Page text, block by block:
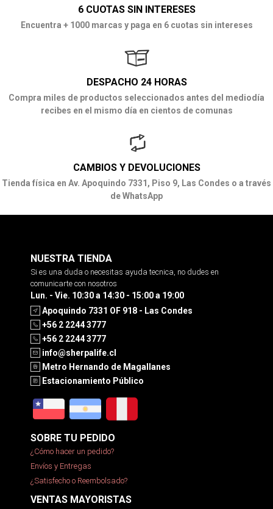
6 CUOTAS SIN INTERESES
Encuentra + 1000 marcas y paga en 6 cuotas sin intereses
DESPACHO 24 HORAS
Compra miles de productos seleccionados antes del mediodía
recibes en el mismo día en cientos de comunas
CAMBIOS Y DEVOLUCIONES
Tienda física en Av. Apoquindo 7331, Piso 9, Las Condes o a través
de WhatsApp
NUESTRA TIENDA
Si es una duda o necesitas ayuda tecnica, no dudes en
comunicarte con nosotros
Lun. - Vie. 10:30 a 14:30 - 15:00 a 19:00
Apoquindo 7331 OF 918 - Las Condes
+56 2 2244 3777
+56 2 2244 3777
info@sherpalife.cl
Metro Hernando de Magallanes
Estacionamiento Público
SOBRE TU PEDIDO
¿Cómo hacer un pedido?
Envíos y Entregas
¿Satisfecho o Reembolsado?
VENTAS MAYORISTAS